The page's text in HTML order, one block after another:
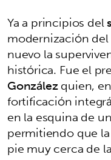
Ya a principios del
modernización
nuevo la
histórica. Fue el
Gonzálezquien,
fortificación
en la esquina de
permitiendo que
pie muy cerca de la